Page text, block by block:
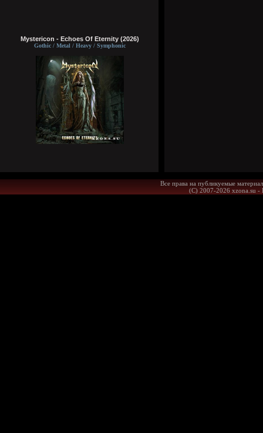
Mystericon - Echoes Of Eternity (2026)
Gothic / Metal / Heavy / Symphonic
Все права на публикуемые
(С) 2007-2026 xzona.su -